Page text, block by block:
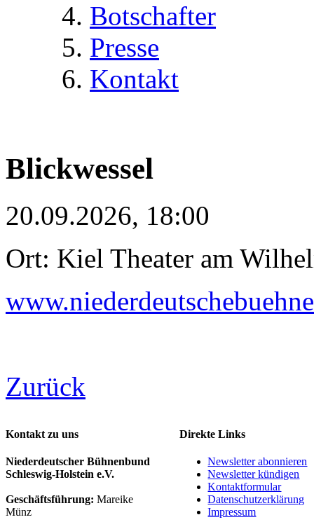
Botschafter
Presse
Kontakt
Blickwessel
20.09.2026, 18:00
Ort: Kiel Theater am
Zurück
Kontakt zu uns
Niederdeutscher Bühnenbund
Schleswig-Holstein e.V.
Geschäftsführung: Mareike
Münz
Direkte Links
Newsletter abonnieren
Newsletter kündigen
Kontaktformular
Datenschutzerklärung
Impressum